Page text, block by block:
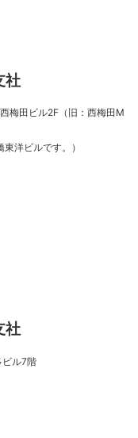
社
梅田ビル2F（旧：西梅田M
洋ビルです。）
社
ビル7階